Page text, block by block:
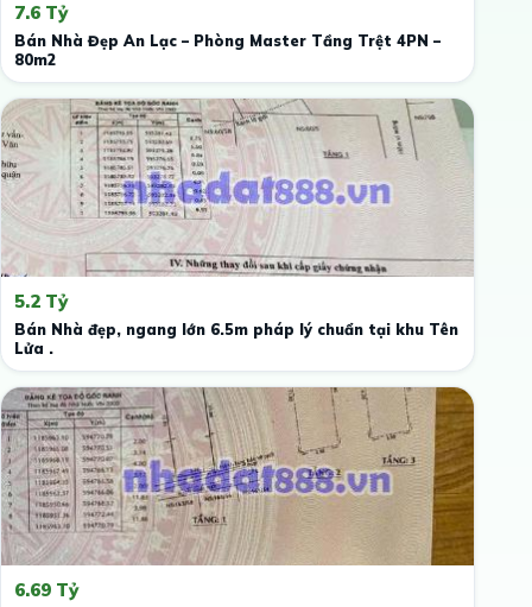
7.6 Tỷ
Bán Nhà Đẹp An Lạc – Phòng Master Tầng Trệt 4PN –
80m2
5.2 Tỷ
Bán Nhà đẹp, ngang lớn 6.5m pháp lý chuẩn tại khu Tên
Lửa .
6.69 Tỷ